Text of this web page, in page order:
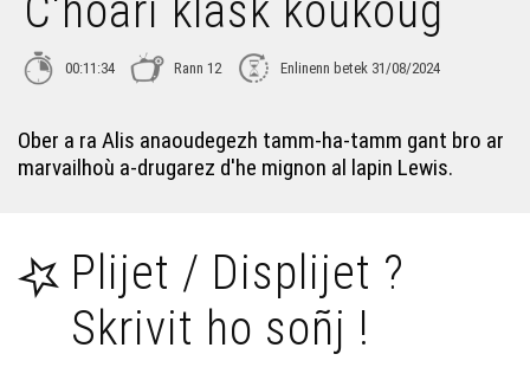
C'hoari klask koukoug
00:11:34 Rann 12 Enlinenn betek 31/08/2024
Ober a ra Alis anaoudegezh tamm-ha-tamm gant bro ar
marvailhoù a-drugarez d'he mignon al lapin Lewis.
Plijet / Displijet ?
Skrivit ho soñj !